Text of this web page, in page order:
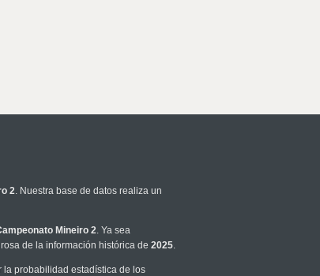
2. Nuestra base de datos realiza un
Mineiro 2. Ya sea
de la información histórica de 2025.
probabilidad estadística de los